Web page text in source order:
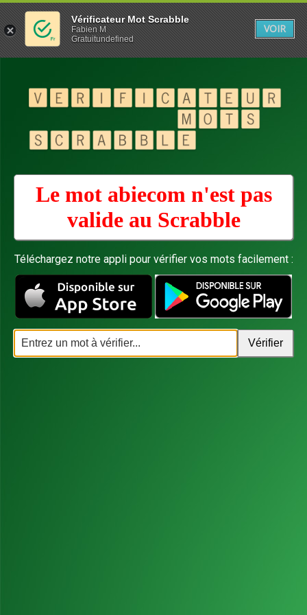
Le mot abiecom n'est pas
valide au Scrabble
Téléchargez notre appli pour vérifier vos mots facilement :
Vérificateur Mot Scrabble
Fabien M
Gratuitundefined
VOIR